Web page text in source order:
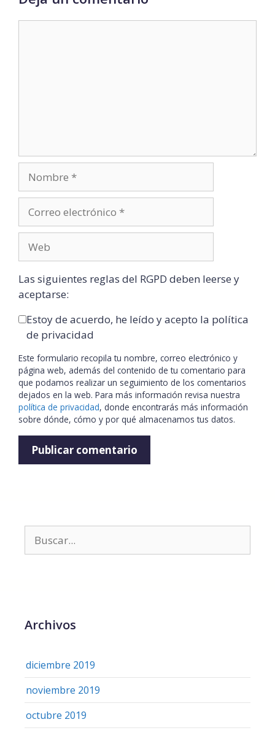
Las siguientes reglas del RGPD deben leerse y
aceptarse:
Estoy de acuerdo, he leído y acepto la política
de privacidad
Este formulario recopila tu nombre, correo electrónico y
página web, además del contenido de tu comentario para
que podamos realizar un seguimiento de los comentarios
dejados en la web. Para más información revisa nuestra
política de privacidad, donde encontrarás más información
sobre dónde, cómo y por qué almacenamos tus datos.
Archivos
diciembre 2019
noviembre 2019
octubre 2019